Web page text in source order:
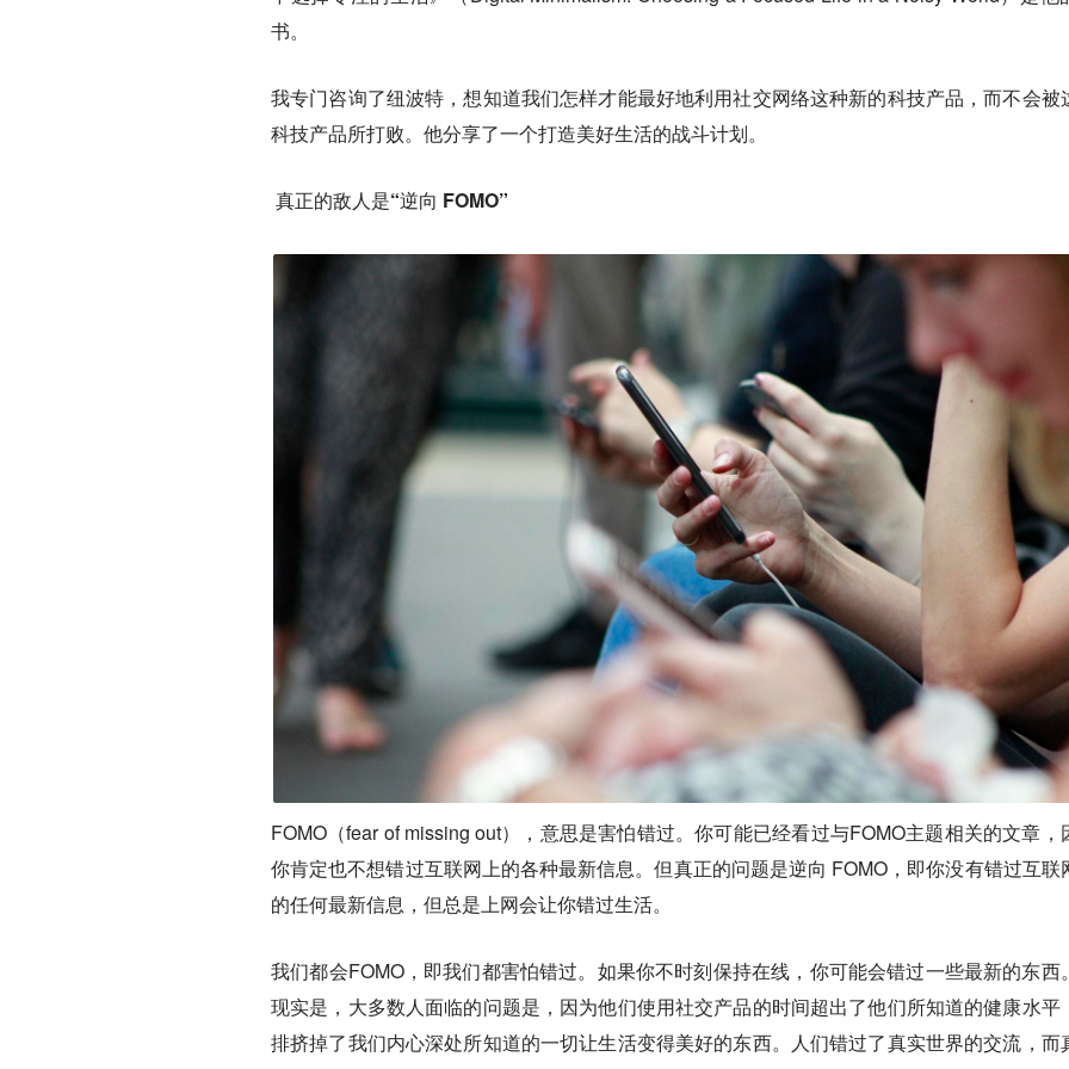
书。
我专门咨询了纽波特，想知道我们怎样才能最好地利用社交网络这种新的科技产品，而不会被
科技产品所打败。他分享了一个打造美好生活的战斗计划。
真正的敌人是“逆向 FOMO”
FOMO（fear of missing out），意思是害怕错过。你可能已经看过与FOMO主题相关的文章，
你肯定也不想错过互联网上的各种最新信息。但真正的问题是逆向 FOMO，即你没有错过互联
的任何最新信息，但总是上网会让你错过生活。
我们都会FOMO，即我们都害怕错过。如果你不时刻保持在线，你可能会错过一些最新的东西
现实是，大多数人面临的问题是，因为他们使用社交产品的时间超出了他们所知道的健康水平
排挤掉了我们内心深处所知道的一切让生活变得美好的东西。人们错过了真实世界的交流，而